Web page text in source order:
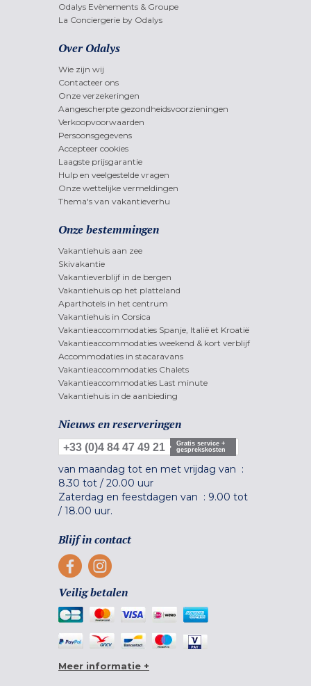
Odalys Evènements & Groupe
La Conciergerie by Odalys
Over Odalys
Wie zijn wij
Contacteer ons
Onze verzekeringen
Aangescherpte gezondheidsvoorzieningen
Verkoopvoorwaarden
Persoonsgegevens
Accepteer cookies
Laagste prijsgarantie
Hulp en veelgestelde vragen
Onze wettelijke vermeldingen
Thema's van vakantieverhu
Onze bestemmingen
Vakantiehuis aan zee
Skivakantie
Vakantieverblijf in de bergen
Vakantiehuis op het platteland
Aparthotels in het centrum
Vakantiehuis in Corsica
Vakantieaccommodaties Spanje, Italië et Kroatië
Vakantieaccommodaties weekend & kort verblijf
Accommodaties in stacaravans
Vakantieaccommodaties Chalets
Vakantieaccommodaties Last minute
Vakantiehuis in de aanbieding
Nieuws en reserveringen
+33 (0)4 84 47 49 21
Gratis service +
gesprekskosten
van maandag tot en met vrijdag van :
8.30 tot / 20.00 uur
Zaterdag en feestdagen van : 9.00 tot
/ 18.00 uur.
Blijf in contact
Veilig betalen
Meer informatie +